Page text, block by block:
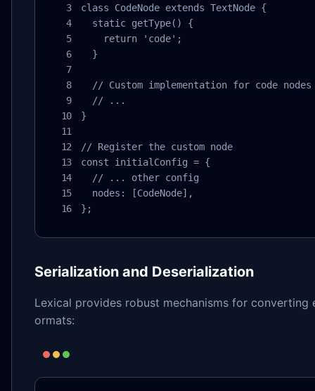
class CodeNode extends TextNode {
  static getType() {
    return 'code';
  }
  // Custom implementation for code nodes
  // ...
}
// Register the custom node
const initialConfig = {
  // ... other config
  nodes: [CodeNode],
};
Serialization and Deserialization
Lexical provides robust mechanisms for
ormats: